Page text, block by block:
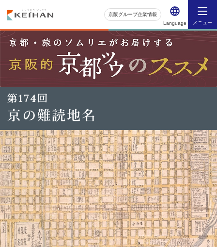
Language メニュー
京阪グループ企業情報
第174回
京の難読地名